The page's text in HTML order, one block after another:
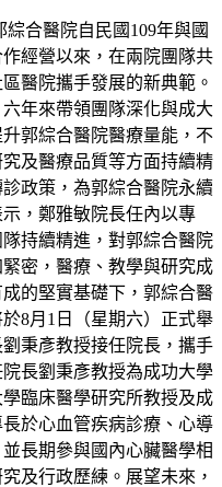
綜合醫院自民國109年與國
經營以來，在兩院團隊共
醫院攜手發展的新典範。
年來帶領團隊深化與成大
郭綜合醫院醫療量能，不
及醫療品質等方面持續精
政策，為郭綜合醫院永續
，鄭雅敏院長任內以專
持續精進，對郭綜合醫院
密，醫療、教學與研究成
的堅實基礎下，郭綜合醫
8月1日（星期六）正式舉
秉彥教授接任院長，攜手
長劉秉彥教授為成功大學
臨床醫學研究所教授及成
於心血管疾病診療、心導
長期參與國內心臟醫學相
及行政歷練。展望未來，